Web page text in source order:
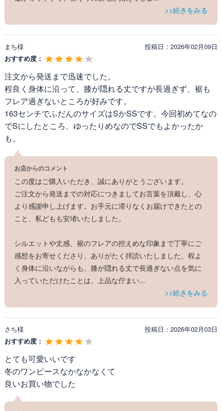
繊細な毛羽立ちが暖かみを保ち、控えめな艶感を表現
する高品質素材。軽やかな質感がふんわりと温かく、
肌寒い季節に寄り添う優しい風合い。上品な高見えで
秋冬に最適なお素材です。
<Attention>
※お洗濯の際は、弊社推奨洗濯方法でのお洗濯をお願
い申し上げます。
>>続きをみる
まち様 投稿日： 2026年02月09日
おすすめ度：
注文から発送まで迅速でした。
程良く身体に沿って、膝が隠れる丈ですが長過ぎず、裾も
フレア過ぎないところが好みです。
163センチでふだんのサイズはSかSSです。今回初めてなの
でSにしたところ、ゆったりめなのでSSでもよかったか
も。
お店からのコメント
この度はご購入いただき、誠にありがとうございます。
ご注文から発送までの対応につきましてお言葉を頂戴し、心
より感謝申し上げます。お手元に滞りなくお届けできたとの
こと、私どもも安堵いたしました。
シルエットや丈感、裾のフレアの控えめな印象まで丁寧にご
感想をお寄せくださり、ありがたく拝読いたしました。程よ
く身体に沿いながらも、膝が隠れる丈で長過ぎない点を気に
入っていただけたことは、上品な佇まい...
>>続きをみる
さち様 投稿日： 2026年02月03日
おすすめ度：
とても可愛いいです
冬のワンピースなかなかなくて
良いお買い物でした